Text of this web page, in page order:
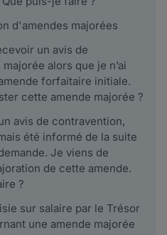
d'amendes majorées
un avis de
alors que je n’ai
forfaitaire initiale.
cette amende majorée ?
avis de contravention,
été informé de la suite
Je viens de
de cette amende.
?
sur salaire par le Trésor
une amende majorée